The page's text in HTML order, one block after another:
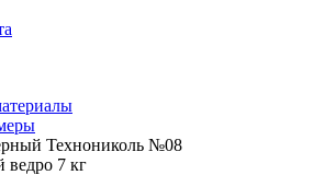
Технониколь №08
ведро 7 кг